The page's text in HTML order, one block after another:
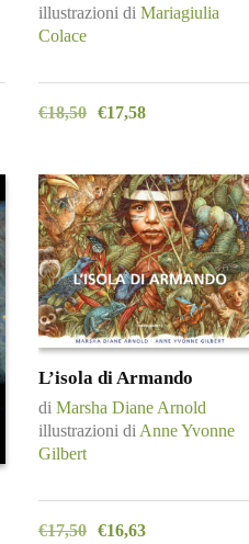
illustrazioni di Mariagiulia
Colace
€18,50 €17,58
L’isola di Armando
di Marsha Diane Arnold
illustrazioni di Anne Yvonne
Gilbert
€17,50 €16,63